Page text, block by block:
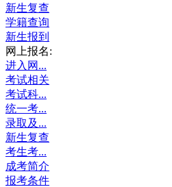
新生复查
学籍查询
新生报到
网上报名:
进入网...
考试相关
考试科...
统一考...
录取及...
新生复查
考生考...
成考简介
报考条件